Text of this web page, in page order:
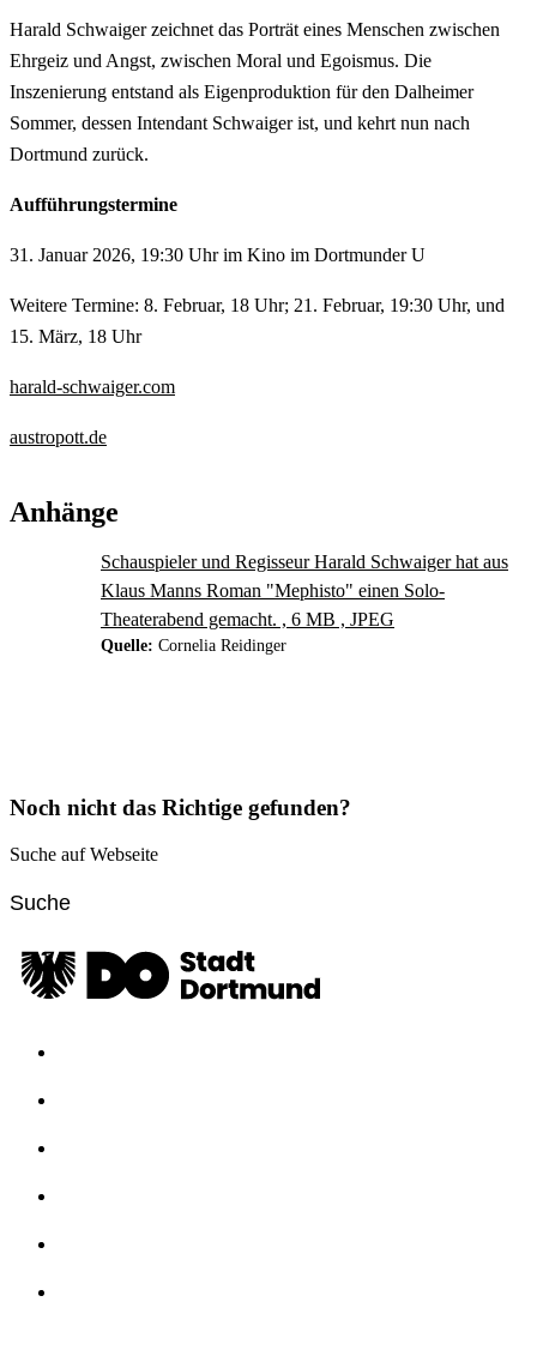
Harald Schwaiger zeichnet das Porträt eines Menschen zwischen
Ehrgeiz und Angst, zwischen Moral und Egoismus. Die
Inszenierung entstand als Eigenproduktion für den Dalheimer
Sommer, dessen Intendant Schwaiger ist, und kehrt nun nach
Dortmund zurück.
Aufführungstermine
31. Januar 2026, 19:30 Uhr im Kino im Dortmunder U
Weitere Termine: 8. Februar, 18 Uhr; 21. Februar, 19:30 Uhr, und
15. März, 18 Uhr
harald-schwaiger.com
austropott.de
Anhänge
Schauspieler und Regisseur Harald Schwaiger hat aus
Klaus Manns Roman "Mephisto" einen Solo-
Theaterabend gemacht. , 6 MB , JPEG
Quelle: Cornelia Reidinger
Noch nicht das Richtige gefunden?
Suche auf Webseite